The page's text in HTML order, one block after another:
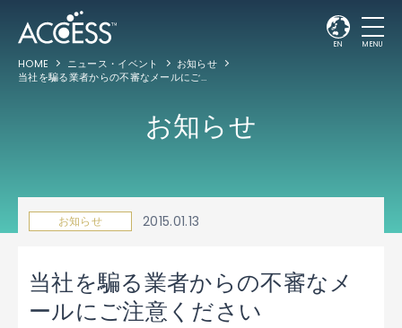
EN MENU
HOME ニュース・イベント
お知らせ
当社を騙る業者からの不審なメールにご注意ください
お知らせ
お知らせ 2015.01.13
当社を騙る業者からの不審なメ
ールにご注意ください